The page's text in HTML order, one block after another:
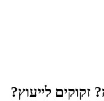
לייעוץ?